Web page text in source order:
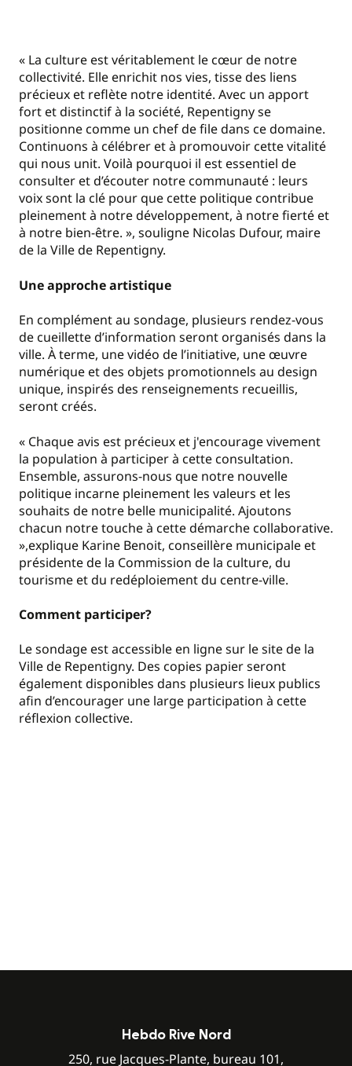
« La culture est véritablement le cœur de notre
collectivité. Elle enrichit nos vies, tisse des liens
précieux et reflète notre identité. Avec un apport
fort et distinctif à la société, Repentigny se
positionne comme un chef de file dans ce domaine.
Continuons à célébrer et à promouvoir cette vitalité
qui nous unit. Voilà pourquoi il est essentiel de
consulter et d’écouter notre communauté : leurs
voix sont la clé pour que cette politique contribue
pleinement à notre développement, à notre fierté et
à notre bien-être. », souligne Nicolas Dufour, maire
de la Ville de Repentigny.
Une approche artistique
En complément au sondage, plusieurs rendez-vous
de cueillette d’information seront organisés dans la
ville. À terme, une vidéo de l’initiative, une œuvre
numérique et des objets promotionnels au design
unique, inspirés des renseignements recueillis,
seront créés.
« Chaque avis est précieux et j'encourage vivement
la population à participer à cette consultation.
Ensemble, assurons-nous que notre nouvelle
politique incarne pleinement les valeurs et les
souhaits de notre belle municipalité. Ajoutons
chacun notre touche à cette démarche collaborative.
»,explique Karine Benoit, conseillère municipale et
présidente de la Commission de la culture, du
tourisme et du redéploiement du centre-ville.
Comment participer?
Le sondage est accessible en ligne sur le site de la
Ville de Repentigny. Des copies papier seront
également disponibles dans plusieurs lieux publics
afin d’encourager une large participation à cette
réflexion collective.
Hebdo Rive Nord
250, rue Jacques-Plante, bureau 101,